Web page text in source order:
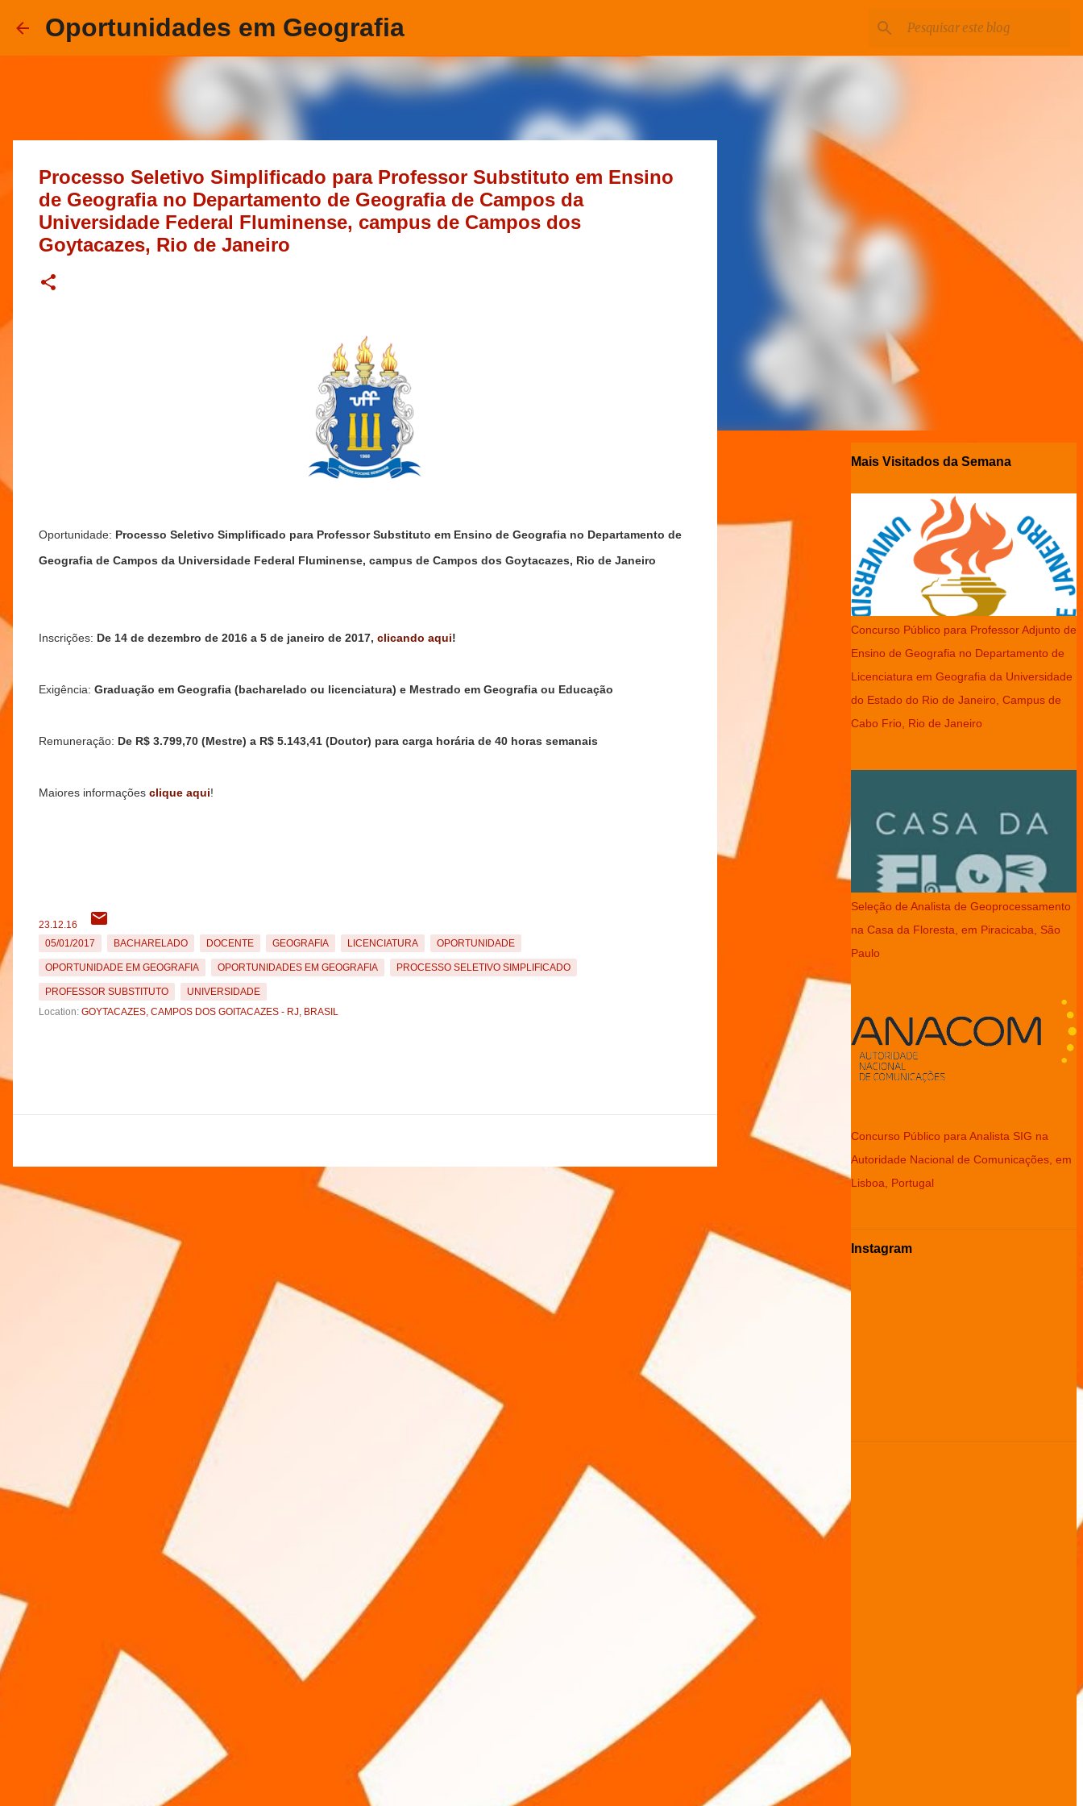
Oportunidades em Geografia
Processo Seletivo Simplificado para Professor Substituto em Ensino
de Geografia no Departamento de Geografia de Campos da
Universidade Federal Fluminense, campus de Campos dos
Goytacazes, Rio de Janeiro
Oportunidade: Processo Seletivo Simplificado para Professor Substituto em Ensino de Geografia no Departamento de
Geografia de Campos da Universidade Federal Fluminense, campus de Campos dos Goytacazes, Rio de Janeiro
Inscrições: De 14 de dezembro de 2016 a 5 de janeiro de 2017, clicando aqui!
Exigência: Graduação em Geografia (bacharelado ou licenciatura) e Mestrado em Geografia ou Educação
Remuneração: De R$ 3.799,70 (Mestre) a R$ 5.143,41 (Doutor) para carga horária de 40 horas semanais
Maiores informações clique aqui!
23.12.16
05/01/2017
BACHARELADO DOCENTE GEOGRAFIA LICENCIATURA OPORTUNIDADE
OPORTUNIDADE EM GEOGRAFIA OPORTUNIDADES EM GEOGRAFIA PROCESSO SELETIVO SIMPLIFICADO
PROFESSOR SUBSTITUTO
UNIVERSIDADE
Location: GOYTACAZES, CAMPOS DOS GOITACAZES - RJ, BRASIL
Mais Visitados da Semana
Concurso Público para Professor Adjunto de
Ensino de Geografia no Departamento de
Licenciatura em Geografia da Universidade
do Estado do Rio de Janeiro, Campus de
Cabo Frio, Rio de Janeiro
Seleção de Analista de Geoprocessamento
na Casa da Floresta, em Piracicaba, São
Paulo
Concurso Público para Analista SIG na
Autoridade Nacional de Comunicações, em
Lisboa, Portugal
Instagram